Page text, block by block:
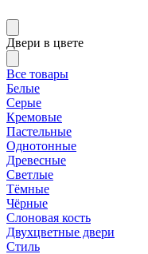
Двери в цвете
Все товары
Белые
Серые
Кремовые
Пастельные
Однотонные
Древесные
Светлые
Тёмные
Чёрные
Слоновая кость
Двухцветные двери
Стиль